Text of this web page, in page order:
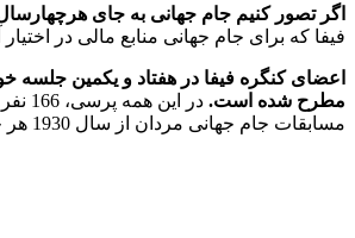
اگر تصور کنیم جام جهانی به جای
فیفا که برای جام جهانی منابع مالی در اختیار آن قرار می
مطرح شده است.
مسابقات جام جهانی مردان از سال 1930 هر چهار سال یکبار برگزار می شود. جام جهانی زنان نیز از زمان آغاز به کار خود در سال 1991 یک دوره چهار ساله بوده است.